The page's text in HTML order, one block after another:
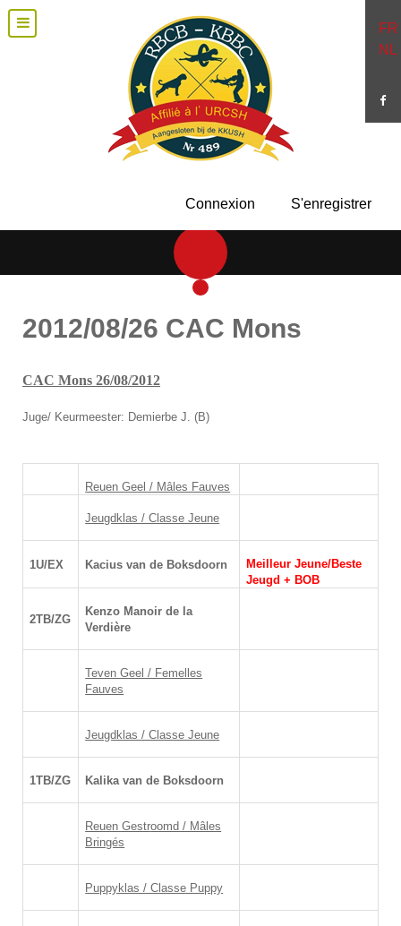
FR
NL
Connexion S'enregistrer
2012/08/26 CAC Mons
CAC Mons 26/08/2012
Juge/ Keurmeester: Demierbe J. (B)
Reuen Geel / Mâles Fauves
Jeugdklas / Classe Jeune
1U/EX Kacius van de Boksdoorn
Meilleur Jeune/Beste
Jeugd + BOB
2TB/ZG
Kenzo Manoir de la
Verdière
Teven Geel / Femelles
Fauves
Jeugdklas / Classe Jeune
1TB/ZG Kalika van de Boksdoorn
Reuen Gestroomd / Mâles
Bringés
Puppyklas / Classe Puppy